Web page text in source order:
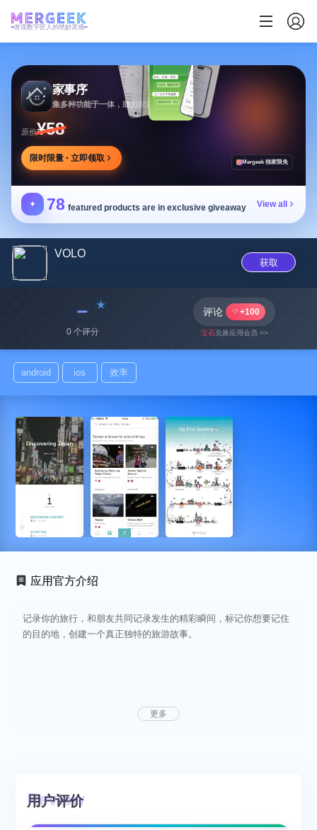
发现数字匠人的绝妙灵感
家事序
集多种功能于一体，助力家庭生活有序协作
原价¥58
限时限量 · 立即领取 Mergeek 独家限免
✦ 78 featured products are in exclusive giveaway View all
VOLO
获取
﹣
0 个评分
评论 +100
宝石兑换应用会员 >>
android ios 效率
应用官方介绍
记录你的旅行，和朋友共同记录发生的精彩瞬间，标记你想要记住
的目的地，创建一个真正独特的旅游故事。
更多
用户评价